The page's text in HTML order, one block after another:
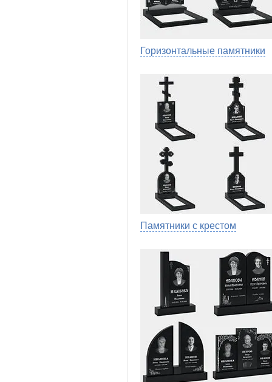
Горизонтальные памятники
Памятники с крестом